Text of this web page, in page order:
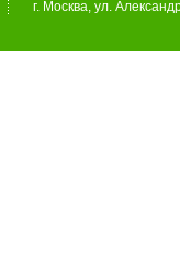
г. Москва, ул.